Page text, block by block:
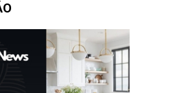
gan B hoặc viêm gan C
sẽ không còn bị mặc
định không đáp ứng tiêu
chuẩn sức khỏe chỉ vì
chi phí điều trị khi nộp hồ
sơ xin visa cư trú.